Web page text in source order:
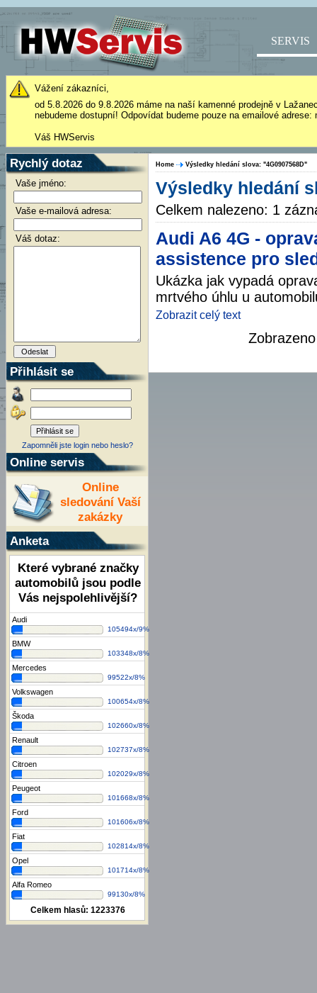
SERVIS
Vážení zákazníci,
od 5.8.2026 do 9.8.2026 máme na naší kamenné prodejně v
nebudeme dostupní! Odpovídat budeme pouze na emailové
Váš HWServis
Rychlý dotaz
Vaše jméno:
Vaše e-mailová adresa:
Váš dotaz:
Přihlásit se
Zapomněli jste login nebo heslo?
Online servis
Online
sledování Vaší
zakázky
Anketa
Které vybrané značky
automobilů jsou podle
Vás nejspolehlivější?
Audi
105494x/9%
BMW
103348x/8%
Mercedes
99522x/8%
Volkswagen
100654x/8%
Škoda
102660x/8%
Renault
102737x/8%
Citroen
102029x/8%
Peugeot
101668x/8%
Ford
101606x/8%
Fiat
102814x/8%
Opel
101714x/8%
Alfa Romeo
99130x/8%
Celkem hlasů: 1223376
Home Výsledky hledání slova: "4G0907568D"
Výsledky hledání
Celkem nalezeno: 1
Audi A6 4G -
assistence pro
Ukázka jak vypadá
mrtvého úhlu u
Zobrazit celý text